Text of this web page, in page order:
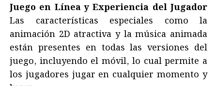
Juego en Línea y Experiencia del Jugador
Las características especiales como la
animación 2D atractiva y la música animada
están presentes en todas las versiones del
juego, incluyendo el móvil, lo cual permite a
los jugadores jugar en cualquier momento y